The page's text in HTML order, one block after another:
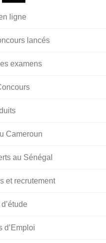
ligne
lancés
examens
Cameroun
au Sénégal
et recrutement
d’Emploi